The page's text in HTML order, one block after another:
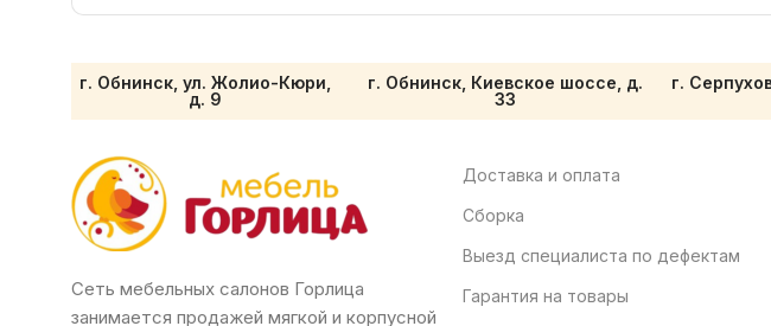
г. Обнинск, ул. Жолио-Кюри,
д. 9
г. Обнинск, Киевское шоссе, д.
33
г.
Сеть мебельных салонов Горлица
занимается продажей мягкой и корпусной
Доставка и оплата
Сборка
Выезд специалиста по дефектам
Гарантия на товары